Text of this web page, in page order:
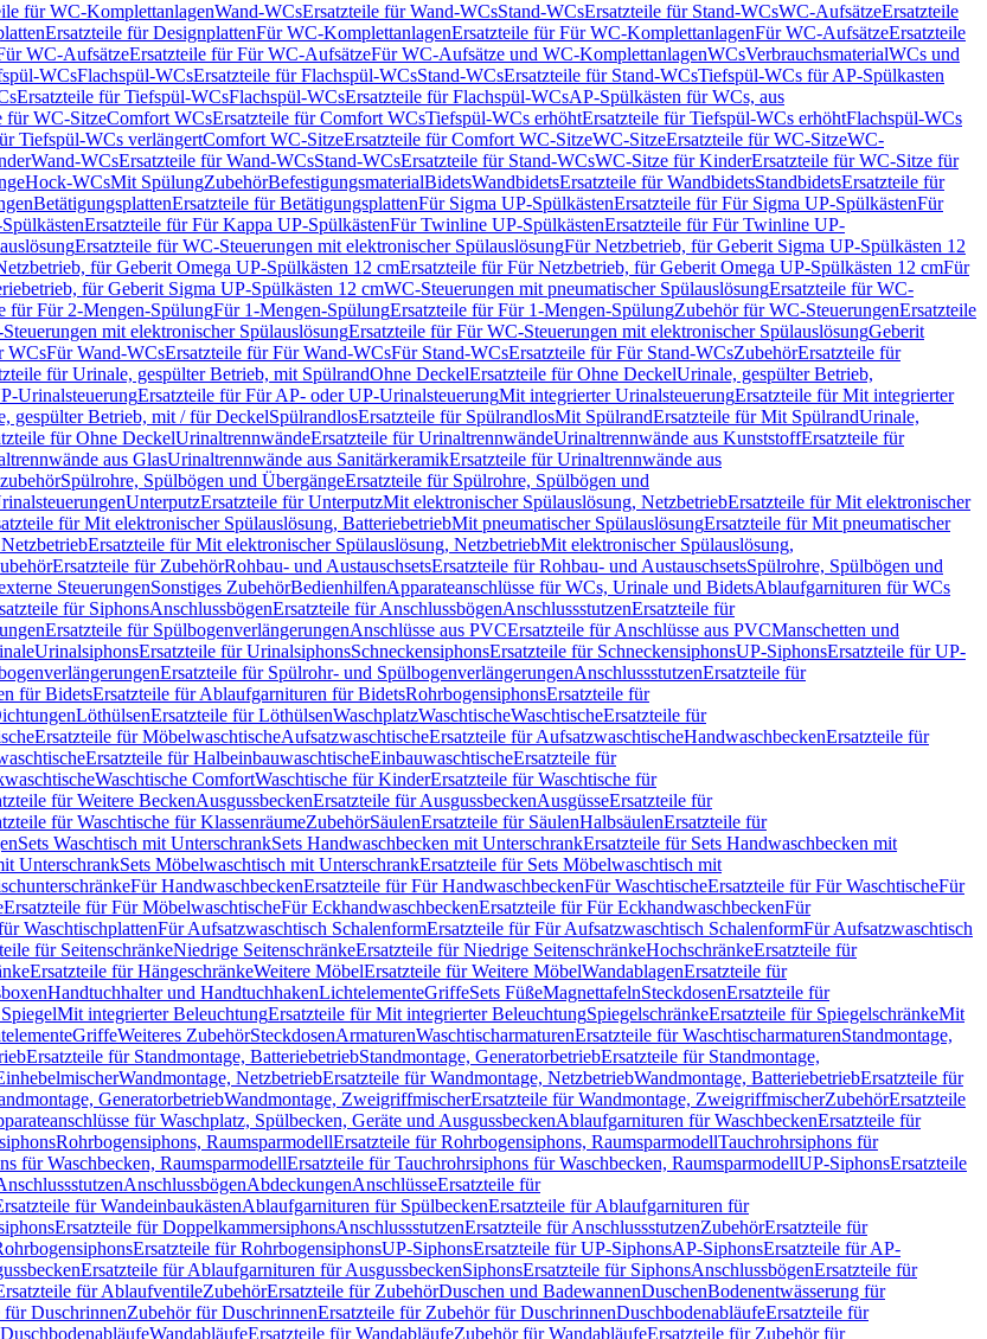
für WC-KomplettanlagenWand-WCsErsatzteile für Wand-WCsStand-WCsErsatzteile für Stand-WCsWC-AufsätzeErsatzteile
Ersatzteile für DesignplattenFür WC-KomplettanlagenErsatzteile für Für WC-KomplettanlagenFür WC-AufsätzeErsatzteile
WC-AufsätzeErsatzteile für Für WC-AufsätzeFür WC-Aufsätze und WC-KomplettanlagenWCsVerbrauchsmaterialWCs und
WCsFlachspül-WCsErsatzteile für Flachspül-WCsStand-WCsErsatzteile für Stand-WCsTiefspül-WCs für AP-Spülkasten
Ersatzteile für Tiefspül-WCsFlachspül-WCsErsatzteile für Flachspül-WCsAP-Spülkästen für WCs, aus
für WC-SitzeComfort WCsErsatzteile für Comfort WCsTiefspül-WCs erhöhtErsatzteile für Tiefspül-WCs erhöhtFlachspül-WCs
Tiefspül-WCs verlängertComfort WC-SitzeErsatzteile für Comfort WC-SitzeWC-SitzeErsatzteile für WC-SitzeWC-
Wand-WCsErsatzteile für Wand-WCsStand-WCsErsatzteile für Stand-WCsWC-Sitze für KinderErsatzteile für WC-Sitze für
Hock-WCsMit SpülungZubehörBefestigungsmaterialBidetsWandbidetsErsatzteile für WandbidetsStandbidetsErsatzteile für
BetätigungsplattenErsatzteile für BetätigungsplattenFür Sigma UP-SpülkästenErsatzteile für Für Sigma UP-SpülkästenFür
Ersatzteile für Für Kappa UP-SpülkästenFür Twinline UP-SpülkästenErsatzteile für Für Twinline UP-
Ersatzteile für WC-Steuerungen mit elektronischer SpülauslösungFür Netzbetrieb, für Geberit Sigma UP-Spülkästen 12
für Geberit Omega UP-Spülkästen 12 cmErsatzteile für Für Netzbetrieb, für Geberit Omega UP-Spülkästen 12 cmFür
für Geberit Sigma UP-Spülkästen 12 cmWC-Steuerungen mit pneumatischer SpülauslösungErsatzteile für WC-
für Für 2-Mengen-SpülungFür 1-Mengen-SpülungErsatzteile für Für 1-Mengen-SpülungZubehör für WC-SteuerungenErsatzteile
mit elektronischer SpülauslösungErsatzteile für Für WC-Steuerungen mit elektronischer SpülauslösungGeberit
WCsFür Wand-WCsErsatzteile für Für Wand-WCsFür Stand-WCsErsatzteile für Für Stand-WCsZubehörErsatzteile für
für Urinale, gespülter Betrieb, mit SpülrandOhne DeckelErsatzteile für Ohne DeckelUrinale, gespülter Betrieb,
UrinalsteuerungErsatzteile für Für AP- oder UP-UrinalsteuerungMit integrierter UrinalsteuerungErsatzteile für Mit integrierter
gespülter Betrieb, mit / für DeckelSpülrandlosErsatzteile für SpülrandlosMit SpülrandErsatzteile für Mit SpülrandUrinale,
für Ohne DeckelUrinaltrennwändeErsatzteile für UrinaltrennwändeUrinaltrennwände aus KunststoffErsatzteile für
aus GlasUrinaltrennwände aus SanitärkeramikErsatzteile für Urinaltrennwände aus
Spülrohre, Spülbögen und ÜbergängeErsatzteile für Spülrohre, Spülbögen und
UnterputzErsatzteile für UnterputzMit elektronischer Spülauslösung, NetzbetriebErsatzteile für Mit elektronischer
für Mit elektronischer Spülauslösung, BatteriebetriebMit pneumatischer SpülauslösungErsatzteile für Mit pneumatischer
Ersatzteile für Mit elektronischer Spülauslösung, NetzbetriebMit elektronischer Spülauslösung,
Ersatzteile für ZubehörRohbau- und AustauschsetsErsatzteile für Rohbau- und AustauschsetsSpülrohre, Spülbögen und
SteuerungenSonstiges ZubehörBedienhilfenApparateanschlüsse für WCs, Urinale und BidetsAblaufgarnituren für WCs
für SiphonsAnschlussbögenErsatzteile für AnschlussbögenAnschlussstutzenErsatzteile für
Ersatzteile für SpülbogenverlängerungenAnschlüsse aus PVCErsatzteile für Anschlüsse aus PVCManschetten und
UrinalsiphonsErsatzteile für UrinalsiphonsSchneckensiphonsErsatzteile für SchneckensiphonsUP-SiphonsErsatzteile für UP-
Ersatzteile für Spülrohr- und SpülbogenverlängerungenAnschlussstutzenErsatzteile für
für BidetsErsatzteile für Ablaufgarnituren für BidetsRohrbogensiphonsErsatzteile für
LöthülsenErsatzteile für LöthülsenWaschplatzWaschtischeWaschtischeErsatzteile für
Ersatzteile für MöbelwaschtischeAufsatzwaschtischeErsatzteile für AufsatzwaschtischeHandwaschbeckenErsatzteile für
Ersatzteile für HalbeinbauwaschtischeEinbauwaschtischeErsatzteile für
Waschtische ComfortWaschtische für KinderErsatzteile für Waschtische für
für Weitere BeckenAusgussbeckenErsatzteile für AusgussbeckenAusgüsseErsatzteile für
für Waschtische für KlassenräumeZubehörSäulenErsatzteile für SäulenHalbsäulenErsatzteile für
Sets Waschtisch mit UnterschrankSets Handwaschbecken mit UnterschrankErsatzteile für Sets Handwaschbecken mit
UnterschrankSets Möbelwaschtisch mit UnterschrankErsatzteile für Sets Möbelwaschtisch mit
Für HandwaschbeckenErsatzteile für Für HandwaschbeckenFür WaschtischeErsatzteile für Für WaschtischeFür
Ersatzteile für Für MöbelwaschtischeFür EckhandwaschbeckenErsatzteile für Für EckhandwaschbeckenFür
WaschtischplattenFür Aufsatzwaschtisch SchalenformErsatzteile für Für Aufsatzwaschtisch SchalenformFür Aufsatzwaschtisch
für SeitenschränkeNiedrige SeitenschränkeErsatzteile für Niedrige SeitenschränkeHochschränkeErsatzteile für
Ersatzteile für HängeschränkeWeitere MöbelErsatzteile für Weitere MöbelWandablagenErsatzteile für
Handtuchhalter und HandtuchhakenLichtelementeGriffeSets FüßeMagnettafelnSteckdosenErsatzteile für
Mit integrierter BeleuchtungErsatzteile für Mit integrierter BeleuchtungSpiegelschränkeErsatzteile für SpiegelschränkeMit
GriffeWeiteres ZubehörSteckdosenArmaturenWaschtischarmaturenErsatzteile für WaschtischarmaturenStandmontage,
Ersatzteile für Standmontage, BatteriebetriebStandmontage, GeneratorbetriebErsatzteile für Standmontage,
Wandmontage, NetzbetriebErsatzteile für Wandmontage, NetzbetriebWandmontage, BatteriebetriebErsatzteile für
GeneratorbetriebWandmontage, ZweigriffmischerErsatzteile für Wandmontage, ZweigriffmischerZubehörErsatzteile
für Waschplatz, Spülbecken, Geräte und AusgussbeckenAblaufgarnituren für WaschbeckenErsatzteile für
Rohrbogensiphons, RaumsparmodellErsatzteile für Rohrbogensiphons, RaumsparmodellTauchrohrsiphons für
für Waschbecken, RaumsparmodellErsatzteile für Tauchrohrsiphons für Waschbecken, RaumsparmodellUP-SiphonsErsatzteile
AnschlussbögenAbdeckungenAnschlüsseErsatzteile für
für WandeinbaukästenAblaufgarnituren für SpülbeckenErsatzteile für Ablaufgarnituren für
Ersatzteile für DoppelkammersiphonsAnschlussstutzenErsatzteile für AnschlussstutzenZubehörErsatzteile für
Ersatzteile für RohrbogensiphonsUP-SiphonsErsatzteile für UP-SiphonsAP-SiphonsErsatzteile für AP-
Ersatzteile für Ablaufgarnituren für AusgussbeckenSiphonsErsatzteile für SiphonsAnschlussbögenErsatzteile für
für AblaufventileZubehörErsatzteile für ZubehörDuschen und BadewannenDuschenBodenentwässerung für
für DuschrinnenZubehör für DuschrinnenErsatzteile für Zubehör für DuschrinnenDuschbodenabläufeErsatzteile für
WandabläufeErsatzteile für WandabläufeZubehör für WandabläufeErsatzteile für Zubehör für